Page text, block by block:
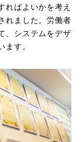
ればよいかを考え
れました。労働者
、システムをデザ
ます。